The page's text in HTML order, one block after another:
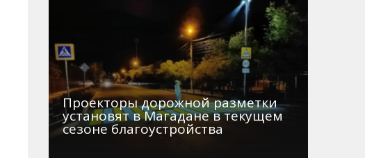
Проекторы дорожной разметки
установят в Магадане в текущем
сезоне благоустройства